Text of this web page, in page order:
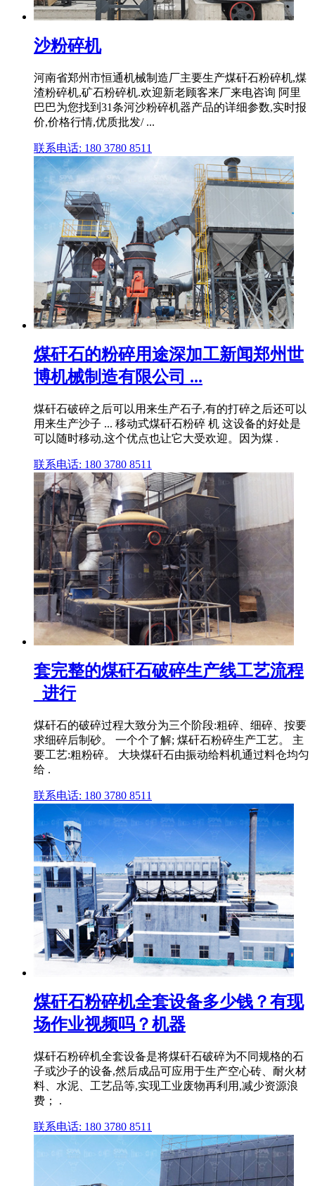
沙粉碎机
河南省郑州市恒通机械制造厂主要生产煤矸石粉碎机,煤
渣粉碎机,矿石粉碎机.欢迎新老顾客来厂来电咨询 阿里
巴巴为您找到31条河沙粉碎机器产品的详细参数,实时报
价,价格行情,优质批发/ ...
联系电话: 180 3780 8511
煤矸石的粉碎用途深加工新闻郑州世
博机械制造有限公司 ...
煤矸石破碎之后可以用来生产石子,有的打碎之后还可以
用来生产沙子 ... 移动式煤矸石粉碎 机 这设备的好处是
可以随时移动,这个优点也让它大受欢迎。因为煤 .
联系电话: 180 3780 8511
套完整的煤矸石破碎生产线工艺流程
_进行
煤矸石的破碎过程大致分为三个阶段:粗碎、细碎、按要
求细碎后制砂。 一个个了解; 煤矸石粉碎生产工艺。 主
要工艺:粗粉碎。 大块煤矸石由振动给料机通过料仓均匀
给 .
联系电话: 180 3780 8511
煤矸石粉碎机全套设备多少钱？有现
场作业视频吗？机器
煤矸石粉碎机全套设备是将煤矸石破碎为不同规格的石
子或沙子的设备,然后成品可应用于生产空心砖、耐火材
料、水泥、工艺品等,实现工业废物再利用,减少资源浪
费； .
联系电话: 180 3780 8511